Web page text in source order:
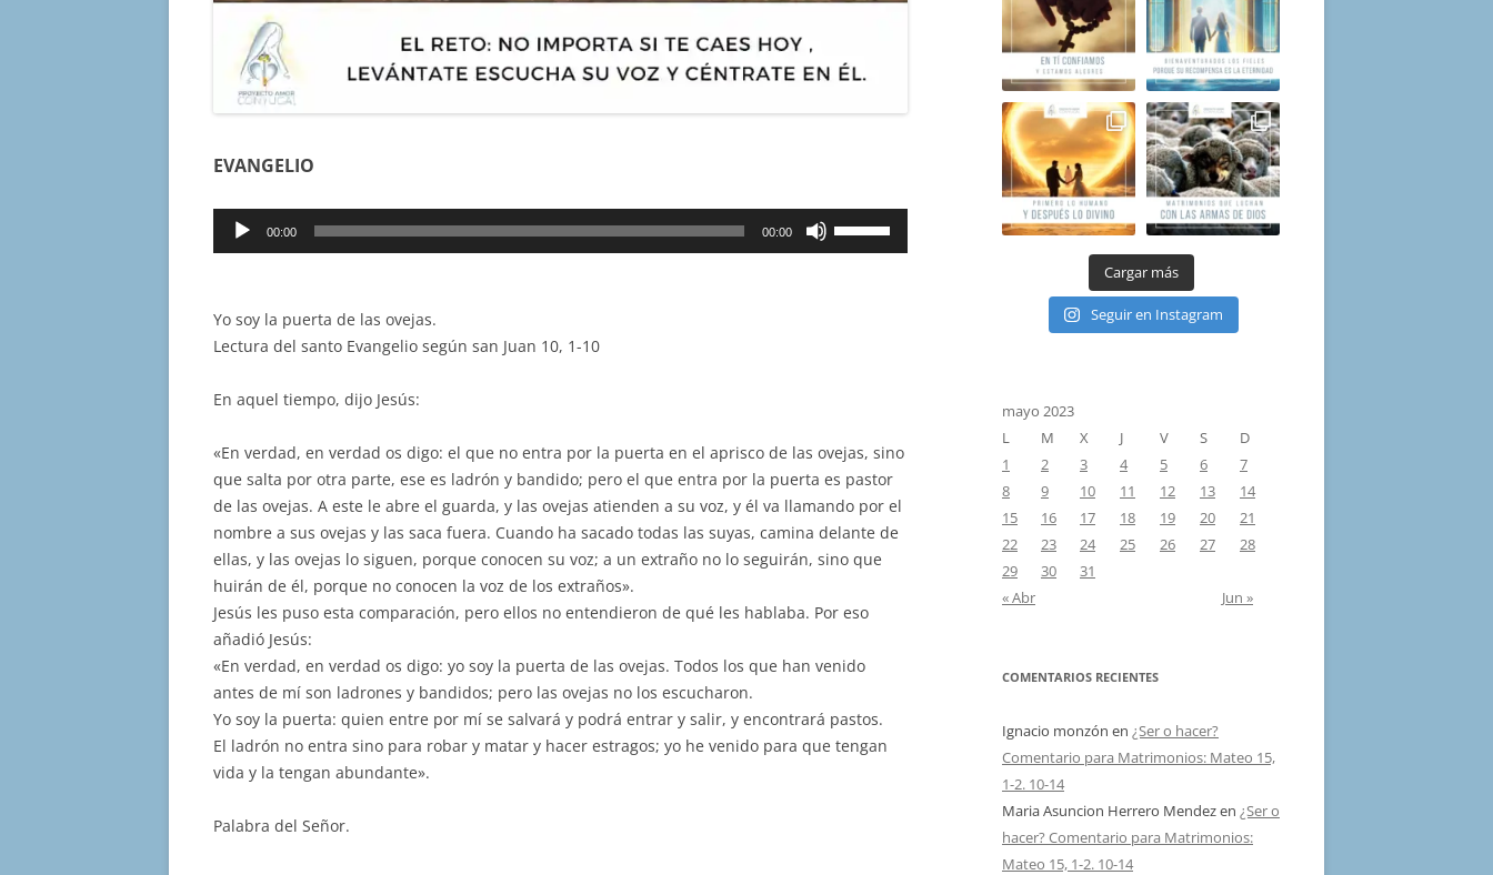
EVANGELIO
Reproductor
00:00 00:00
disminuir
el
volumen.
Yo soy la puerta de las ovejas.
Lectura del santo Evangelio según san Juan 10, 1-10
En aquel tiempo, dijo Jesús:
«En verdad, en verdad os digo: el que no entra por la puerta en el aprisco de las ovejas, sino
que salta por otra parte, ese es ladrón y bandido; pero el que entra por la puerta es pastor
de las ovejas. A este le abre el guarda, y las ovejas atienden a su voz, y él va llamando por el
nombre a sus ovejas y las saca fuera. Cuando ha sacado todas las suyas, camina delante de
ellas, y las ovejas lo siguen, porque conocen su voz; a un extraño no lo seguirán, sino que
huirán de él, porque no conocen la voz de los extraños».
Jesús les puso esta comparación, pero ellos no entendieron de qué les hablaba. Por eso
añadió Jesús:
«En verdad, en verdad os digo: yo soy la puerta de las ovejas. Todos los que han venido
antes de mí son ladrones y bandidos; pero las ovejas no los escucharon.
Yo soy la puerta: quien entre por mí se salvará y podrá entrar y salir, y encontrará pastos.
El ladrón no entra sino para robar y matar y hacer estragos; yo he venido para que tengan
vida y la tengan abundante».
Palabra del Señor.
Cargar más
Seguir en Instagram
mayo 2023
L
M X J V S
D
1
2 3 4 5 6
7
8
9 10 11 12 13
14
15
16 17 18 19 20
21
22
23 24 25 26 27
28
29
30
31
« Abr
Jun »
COMENTARIOS RECIENTES
Ignacio monzón en ¿Ser o hacer?
Comentario para Matrimonios: Mateo 15,
1-2. 10-14
Maria Asuncion Herrero Mendezen ¿Ser o
hacer? Comentario para Matrimonios:
Mateo 15, 1-2. 10-14